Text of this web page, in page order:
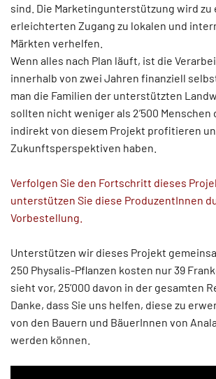
sind. Die Marketingunterstützung wird zu
erleichterten Zugang zu lokalen und
Märkten verhelfen.
Wenn alles nach Plan läuft, ist die
innerhalb von zwei Jahren finanziell
man die Familien der unterstützten
sollten nicht weniger als 2’500
indirekt von diesem Projekt profitieren
Zukunftsperspektiven haben.
Verfolgen Sie den Fortschritt dieses
unterstützen Sie diese ProduzentInnen
Vorbestellung.
Unterstützen wir dieses Projekt
250 Physalis-Pflanzen kosten nur 39
sieht vor, 25’000 davon in der gesamten
Danke, dass Sie uns helfen, diese zu
von den Bauern und BäuerInnen von
werden können.